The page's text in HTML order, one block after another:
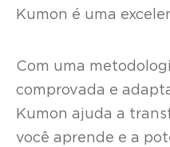
Kumon é uma
Com uma
comprovada e
Kumon ajuda a
você aprende e a